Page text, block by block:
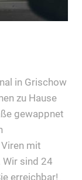
in Grischow
zu Hause
gewappnet
mit
sind 24
erreichbar!